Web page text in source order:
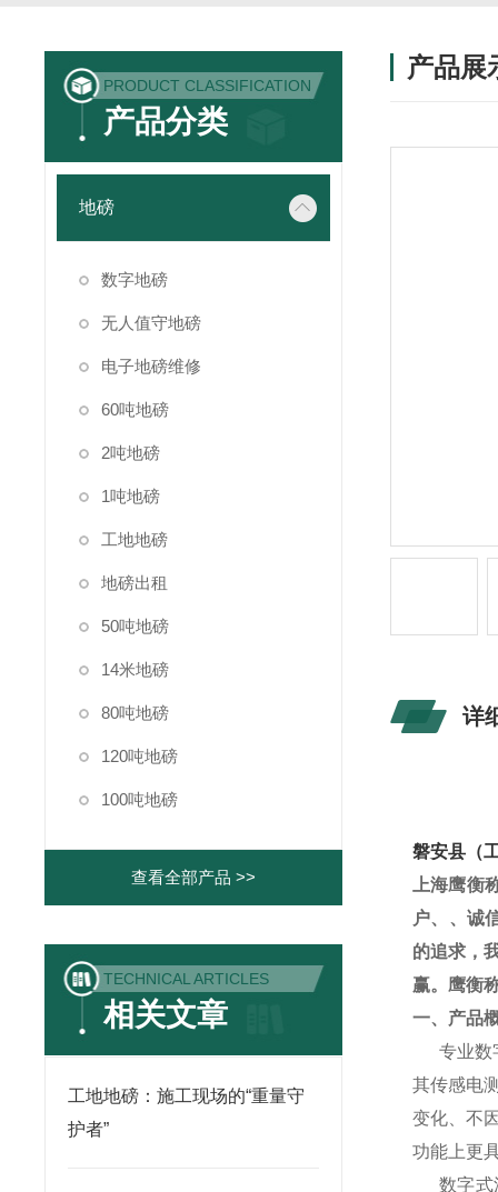
PRODUCT CLASSIFICATION
产品分类
地磅
数字地磅
无人值守地磅
电子地磅维修
60吨地磅
2吨地磅
1吨地磅
工地地磅
地磅出租
50吨地磅
14米地磅
80吨地磅
120吨地磅
100吨地磅
查看全部产品 >>
TECHNICAL ARTICLES
相关文章
工地地磅：施工现场的“重量守
护者”
产品展
详
磐安县（
上海鹰衡
户、、诚
的追求，
赢。鹰衡
一、产品
专业数
其传感电
变化、不
功能上更
数字式